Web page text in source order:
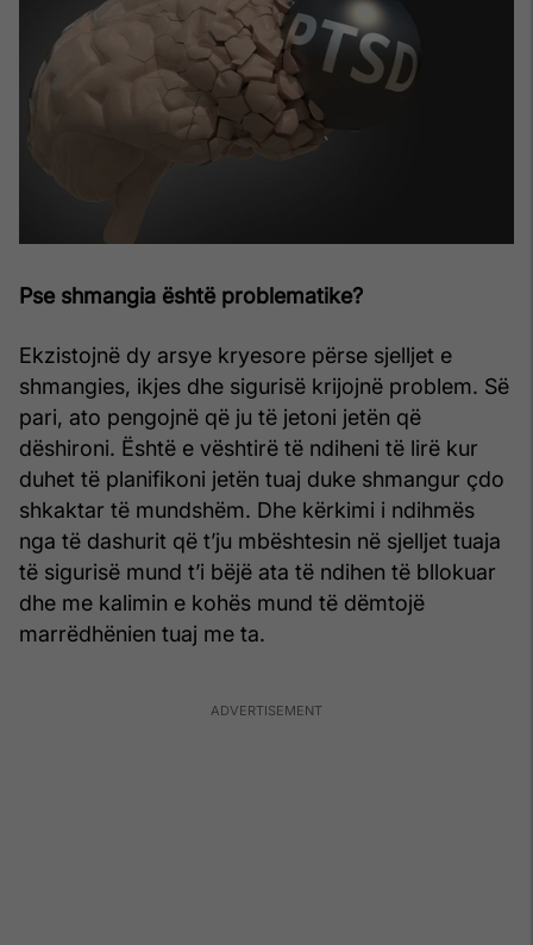
Pse shmangia është problematike?
Ekzistojnë dy arsye kryesore përse sjelljet e
shmangies, ikjes dhe sigurisë krijojnë problem. Së
pari, ato pengojnë që ju të jetoni jetën që
dëshironi. Është e vështirë të ndiheni të lirë kur
duhet të planifikoni jetën tuaj duke shmangur çdo
shkaktar të mundshëm. Dhe kërkimi i ndihmës
nga të dashurit që t’ju mbështesin në sjelljet tuaja
të sigurisë mund t’i bëjë ata të ndihen të bllokuar
dhe me kalimin e kohës mund të dëmtojë
marrëdhënien tuaj me ta.